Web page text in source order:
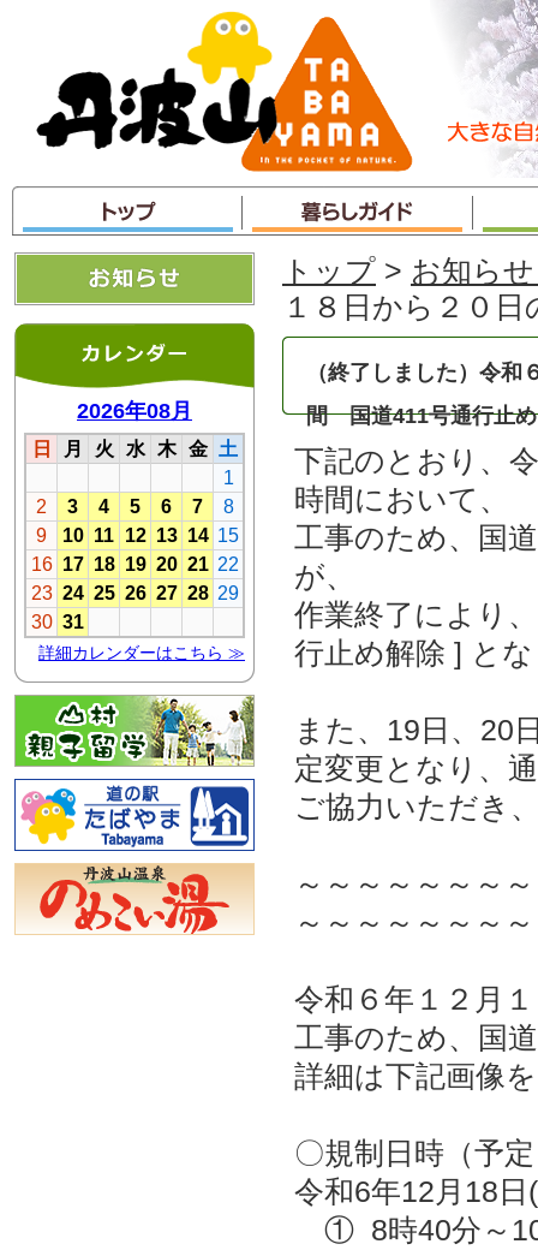
ャ
ン
プ
トップ > お知ら
１８日から２０
（終了しました）令
間 国道411号通行止
下記のとおり、
時間において、
工事のため、国
が、
作業終了により
行止め解除 ] と
また、19日、20
定変更となり、
ご協力いただき
～～～～～～～
～～～～～～～
令和６年１２月
工事のため、国
詳細は下記画像
〇規制日時（予
令和6年12月18
① 8時40分～